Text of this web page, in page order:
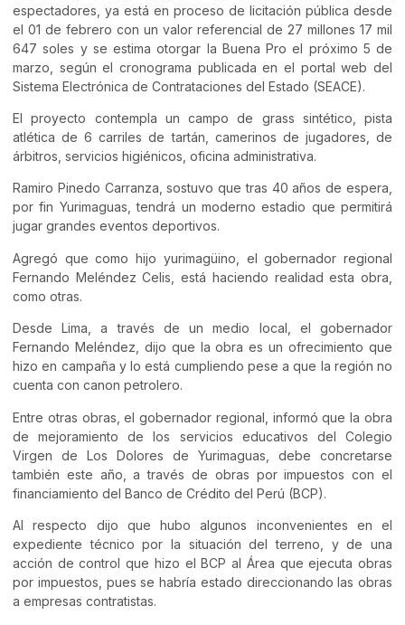
espectadores, ya está en proceso de licitación pública desde
el 01 de febrero con un valor referencial de 27 millones 17 mil
647 soles y se estima otorgar la Buena Pro el próximo 5 de
marzo, según el cronograma publicada en el portal web del
Sistema Electrónica de Contrataciones del Estado (SEACE).
El proyecto contempla un campo de grass sintético, pista
atlética de 6 carriles de tartán, camerinos de jugadores, de
árbitros, servicios higiénicos, oficina administrativa.
Ramiro Pinedo Carranza, sostuvo que tras 40 años de espera,
por fin Yurimaguas, tendrá un moderno estadio que permitirá
jugar grandes eventos deportivos.
Agregó que como hijo yurimagüino, el gobernador regional
Fernando Meléndez Celis, está haciendo realidad esta obra,
como otras.
Desde Lima, a través de un medio local, el gobernador
Fernando Meléndez, dijo que la obra es un ofrecimiento que
hizo en campaña y lo está cumpliendo pese a que la región no
cuenta con canon petrolero.
Entre otras obras, el gobernador regional, informó que la obra
de mejoramiento de los servicios educativos del Colegio
Virgen de Los Dolores de Yurimaguas, debe concretarse
también este año, a través de obras por impuestos con el
financiamiento del Banco de Crédito del Perú (BCP).
Al respecto dijo que hubo algunos inconvenientes en el
expediente técnico por la situación del terreno, y de una
acción de control que hizo el BCP al Área que ejecuta obras
por impuestos, pues se habría estado direccionando las obras
a empresas contratistas.